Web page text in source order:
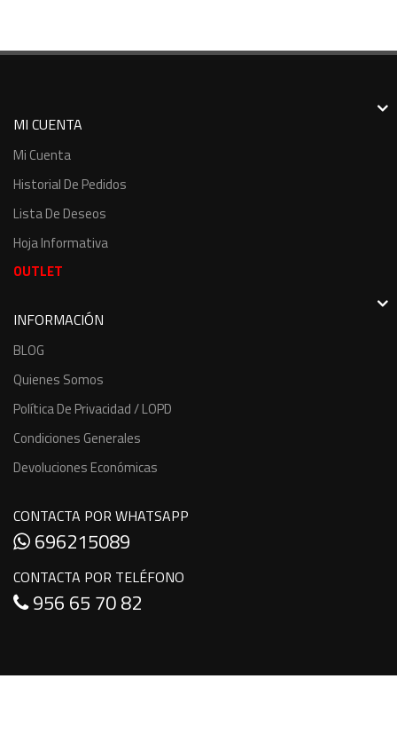
MI CUENTA
Mi Cuenta
Historial De Pedidos
Lista De Deseos
Hoja Informativa
OUTLET
INFORMACIÓN
BLOG
Quienes Somos
Política De Privacidad / LOPD
Condiciones Generales
Devoluciones Económicas
CONTACTA POR WHATSAPP
696215089
CONTACTA POR TELÉFONO
956 65 70 82